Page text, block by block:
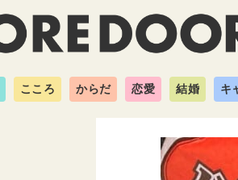
こころ からだ 恋愛 結婚 キ